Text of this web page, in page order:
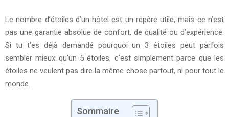
Le nombre d’étoiles d’un hôtel est un repère utile, mais ce n’est
pas une garantie absolue de confort, de qualité ou d’expérience.
Si tu t’es déjà demandé pourquoi un 3 étoiles peut parfois
sembler mieux qu’un 5 étoiles, c’est simplement parce que les
étoiles ne veulent pas dire la même chose partout, ni pour tout le
monde.
Sommaire